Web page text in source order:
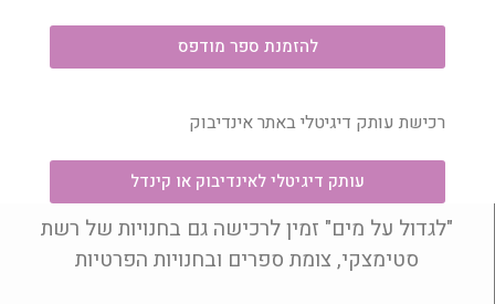
להזמנת ספר מודפס
רכישת עותק דיגיטלי באתר אינדיבוק
עותק דיגיטלי לאינדיבוק או קינדל
"לגדול על מים" זמין לרכישה גם בחנויות של רשת
סטימצקי, צומת ספרים ובחנויות הפרטיות